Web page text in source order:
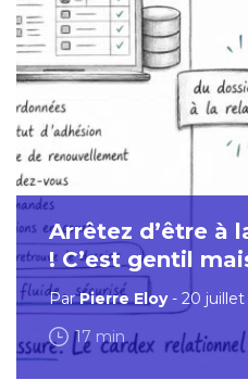
Arrêtez d’être à
! C’est gentil
ParPierre Eloy- 20 juillet
17 min